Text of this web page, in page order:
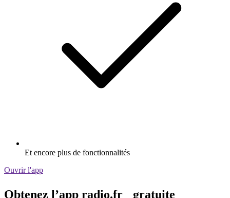
Et encore plus de fonctionnalités
Ouvrir l'app
Obtenez l’app radio.fr gratuite